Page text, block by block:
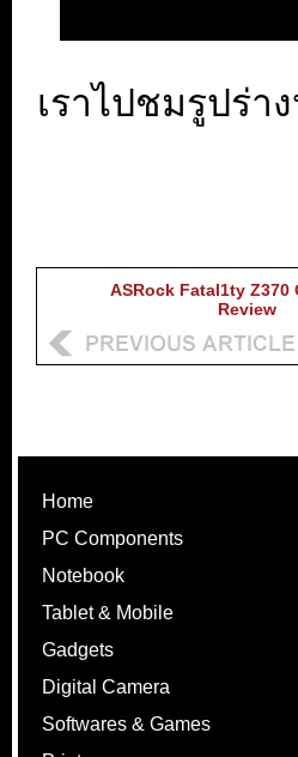
เราไปชมรูปร่า
ASRock Fatal1ty Z370
Review
Home
PC Components
Notebook
Tablet & Mobile
Gadgets
Digital Camera
Softwares & Games